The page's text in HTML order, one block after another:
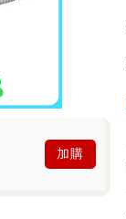
加購